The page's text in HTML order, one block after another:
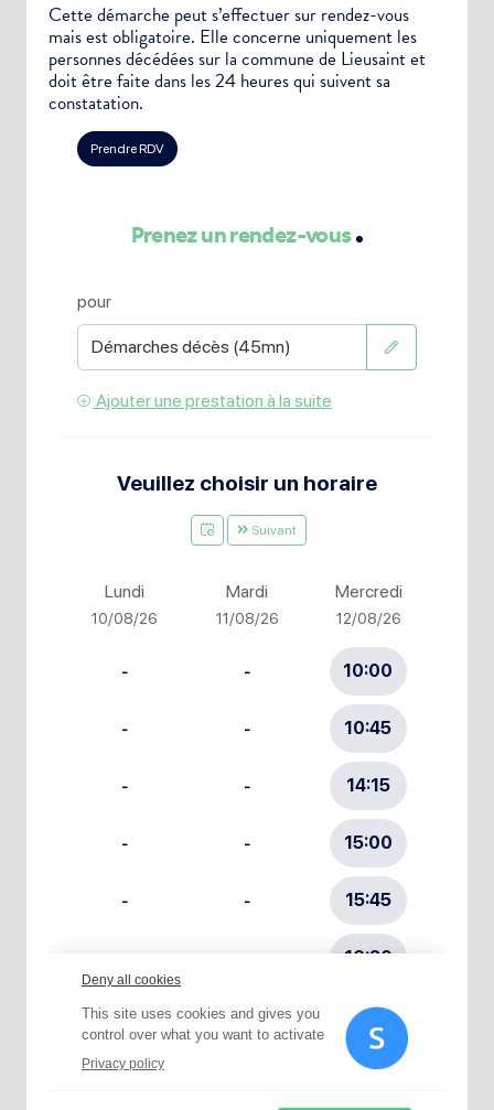
Cette démarche peut s’effectuer sur rendez-vous
mais est obligatoire. Elle concerne uniquement les
personnes décédées sur la commune de Lieusaint et
doit être faite dans les 24 heures qui suivent sa
constatation.